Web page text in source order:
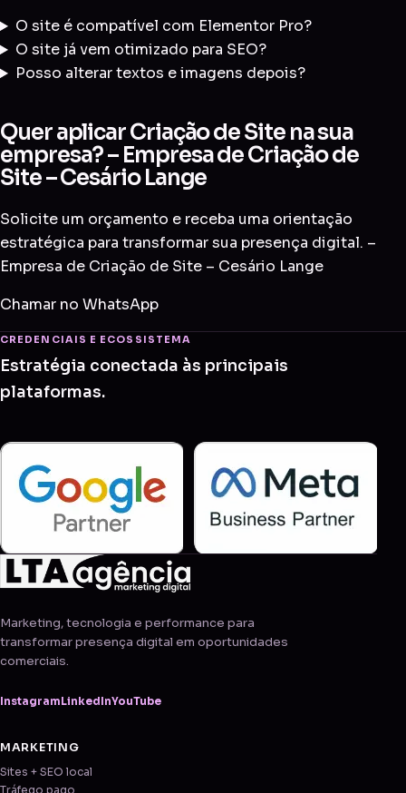
O site é compatível com Elementor Pro?
O site já vem otimizado para SEO?
Posso alterar textos e imagens depois?
Quer aplicar Criação de Site na sua
empresa? – Empresa de Criação de
Site – Cesário Lange
Solicite um orçamento e receba uma orientação
estratégica para transformar sua presença digital. –
Empresa de Criação de Site – Cesário Lange
Chamar no WhatsApp
CREDENCIAIS E ECOSSISTEMA
Estratégia conectada às principais
plataformas.
Marketing, tecnologia e performance para
transformar presença digital em oportunidades
comerciais.
Instagram LinkedInYouTube
MARKETING
Sites + SEO local